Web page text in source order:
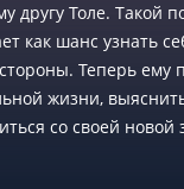
другу Толе. Такой
как шанс узнать
Теперь ему
жизни,
со своей